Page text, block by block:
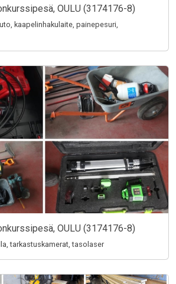
OULU (3174176-8)
kaapelinhakulaite, painepesuri,
OULU (3174176-8)
tarkastuskamerat, tasolaser